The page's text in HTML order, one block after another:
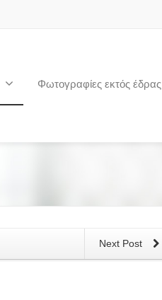
Φωτογραφίες εκτός έδρας
Next Post